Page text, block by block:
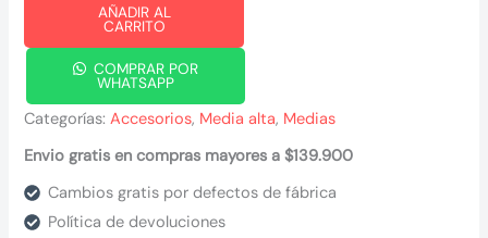
colores
cantidad
AÑADIR AL
CARRITO
COMPRAR POR
WHATSAPP
Categorías:Accesorios, Media alta, Medias
Envio gratis en compras mayores a $139.900
Cambios gratis por defectos de fábrica
Política de devoluciones